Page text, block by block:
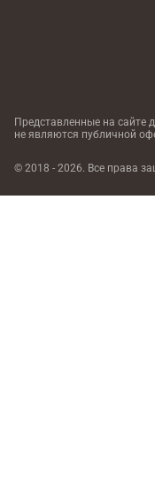
Представленные на
не являются публичной
© 2018 - 2026. Все права